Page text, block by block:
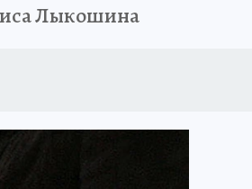
Лыкошина